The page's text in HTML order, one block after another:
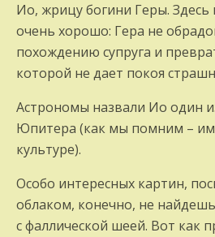
Ио, жрицу богини Геры. Здесь
очень хорошо: Гера не
похождению супруга и
которой не дает покоя
Астрономы назвали Ио один
Юпитера (как мы помним –
культуре).
Особо интересных картин,
облаком, конечно, не
с фаллической шеей. Вот как